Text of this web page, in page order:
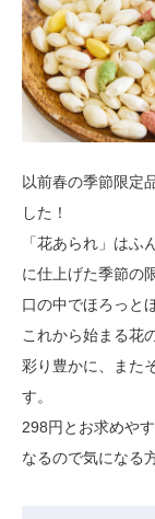
以前春の季節限定
した！
「花あられ」は
に仕上げた季節の
口の中でほろっと
これから始まる花
彩り豊かに、また
す。
298円とお求めや
なるので気になる